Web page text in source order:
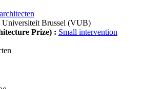
Brussel (VUB)
Prize) : Small intervention